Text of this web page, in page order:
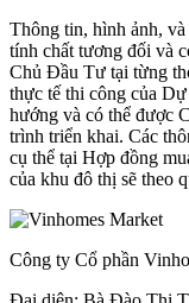
Thông tin, hình ảnh,
tính chất tương đối và
Chủ Đầu Tư tại từng
thực tế thi công của
hướng và có thể được
trình triển khai. Các
cụ thể tại Hợp đồng
của khu đô thị sẽ theo
Công ty Cổ phần